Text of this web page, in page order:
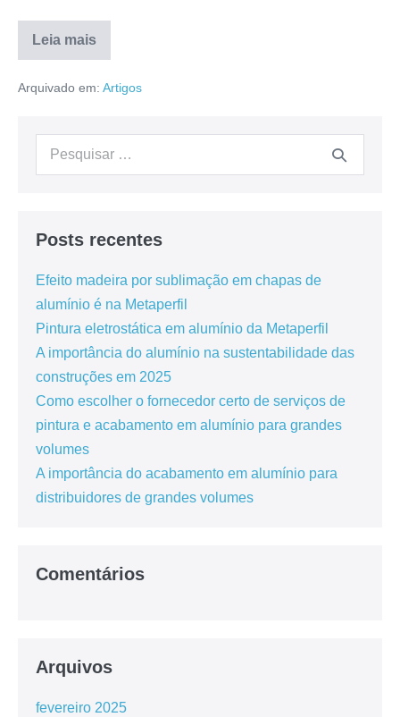
Leia mais
Arquivado em: Artigos
Posts recentes
Efeito madeira por sublimação em chapas de
alumínio é na Metaperfil
Pintura eletrostática em alumínio da Metaperfil
A importância do alumínio na sustentabilidade das
construções em 2025
Como escolher o fornecedor certo de serviços de
pintura e acabamento em alumínio para grandes
volumes
A importância do acabamento em alumínio para
distribuidores de grandes volumes
Comentários
Arquivos
fevereiro 2025